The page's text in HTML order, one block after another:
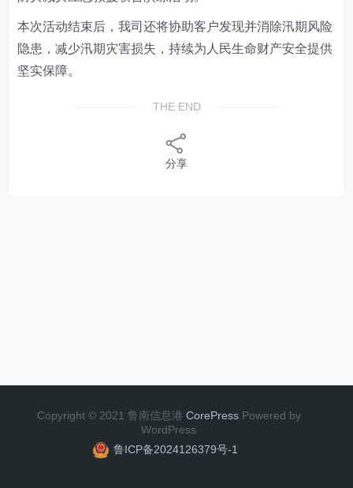
本次活动结束后，我司还将协助客户发现并消除汛期风险
隐患，减少汛期灾害损失，持续为人民生命财产安全提供
坚实保障。
THE END
分享
Copyright © 2021 鲁南信息港 CorePress Powered by
WordPress
鲁ICP备2024126379号-1